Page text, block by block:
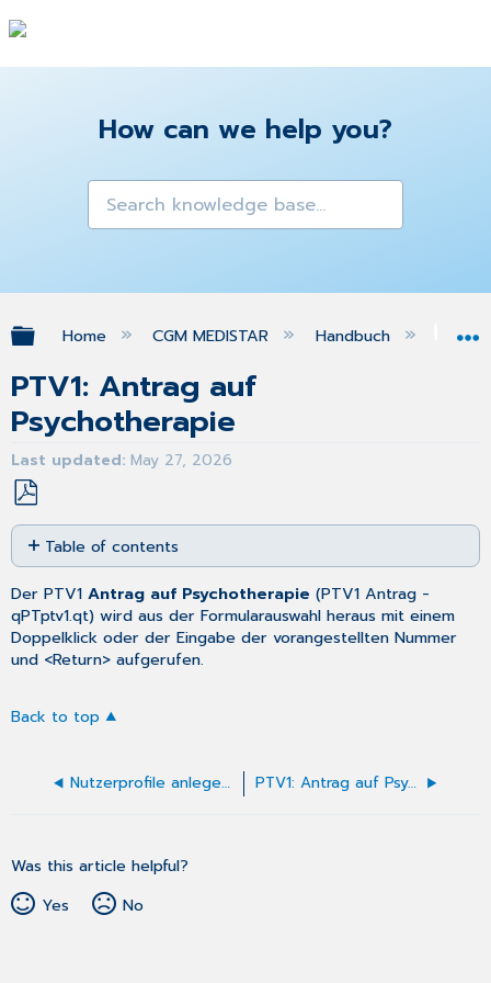
How can we help you?
Expand/collapse global hierarchy
Home CGM MEDISTAR Handbuch
PTV1: Antrag auf
Psychotherapie
Last updated May 27, 2026
Save
as
PDF
Table of contents
No
headers
Der PTV1Antrag auf Psychotherapie (PTV1 Antrag -
qPTptv1.qt) wird aus derFormularauswahl heraus mit einem
Doppelklick oder der Eingabe der vorangestellten Nummer
und <Return> aufgerufen.
Back to top
Nutzerprofile anlegen, bearbeiten oder löschen PTV1: Antrag auf Psychotherapie ausfüllen
Was this article helpful?
Yes
No